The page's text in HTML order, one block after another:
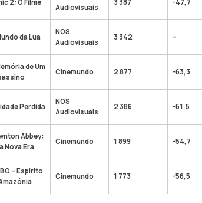
2: O Filme
Audiovisuais
3 387 -47,7
da Lua
NOS
Audiovisuais
3 342 –
de Um
Cinemundo 2 877 -63,3
Perdida
NOS
Audiovisuais
2 386 -61,5
Abbey:
Nova Era
Cinemundo 1 899 -54,7
– Espírito
Cinemundo 1 773 -56,5